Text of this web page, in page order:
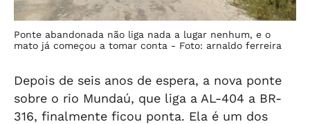
Ponte abandonada não liga nada a lugar nenhum, e o
mato já começou a tomar conta - Foto: arnaldo ferreira
Depois de seis anos de espera, a nova ponte
sobre o rio Mundaú, que liga a AL-404 a BR-
316, finalmente ficou ponta. Ela é um dos